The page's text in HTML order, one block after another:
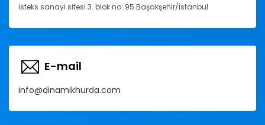
İsteks sanayi sitesi 3. blok no: 95 Başakşehir/İstanbul
E-mail
info@dinamikhurda.com